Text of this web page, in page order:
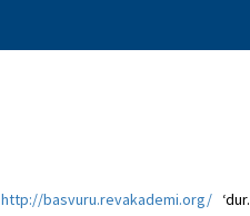
http://basvuru.revakademi.org/‘dur.